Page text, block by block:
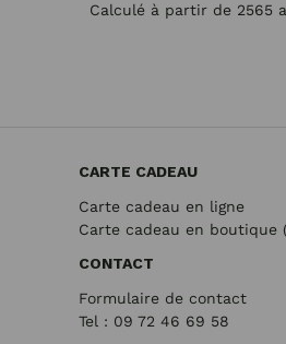
Calculé à partir de 2565
CARTE CADEAU
Carte cadeau en ligne
Carte cadeau en boutique
CONTACT
Formulaire de contact
Tel : 09 72 46 69 58